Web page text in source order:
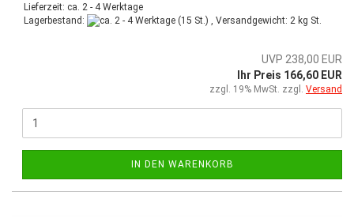
Lieferzeit: ca. 2 - 4 Werktage
Lagerbestand:
(15 St.) , Versandgewicht: 2 kg St.
UVP 238,00 EUR
Ihr Preis 166,60 EUR
zzgl. 19% MwSt. zzgl. Versand
IN DEN WARENKORB